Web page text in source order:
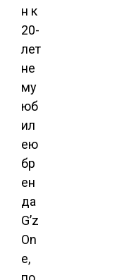
н к
20-
лет
не
му
юб
ил
ею
бр
ен
да
G’z
On
e,